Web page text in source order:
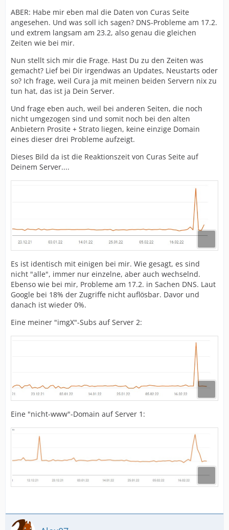
ABER: Habe mir eben mal die Daten von Curas Seite
angesehen. Und was soll ich sagen? DNS-Probleme am 17.2.
und extrem langsam am 23.2, also genau die gleichen
Zeiten wie bei mir.
Nun stellt sich mir die Frage. Hast Du zu den Zeiten was
gemacht? Lief bei Dir irgendwas an Updates, Neustarts oder
so? Ich frage, weil Cura ja mit meinen beiden Servern nix zu
tun hat, das ist ja Dein Server.
Und frage eben auch, weil bei anderen Seiten, die noch
nicht umgezogen sind und somit noch bei den alten
Anbietern Prosite + Strato liegen, keine einzige Domain
eines dieser drei Probleme aufzeigt.
Dieses Bild da ist die Reaktionszeit von Curas Seite auf
Deinem Server....
Es ist identisch mit einigen bei mir. Wie gesagt, es sind
nicht "alle", immer nur einzelne, aber auch wechselnd.
Ebenso wie bei mir, Probleme am 17.2. in Sachen DNS. Laut
Google bei 18% der Zugriffe nicht auflösbar. Davor und
danach ist wieder 0%.
Eine meiner "imgX"-Subs auf Server 2:
Eine "nicht-www"-Domain auf Server 1: